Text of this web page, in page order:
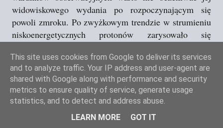
widowiskowego wydania po rozpoczynającym się
powoli zmroku. Po zwyżkowym trendzie w strumieniu
niskoenergetycznych protonów zarysowało się
wytracaniumimo braku dodatkowych uderzeń CME.
KRÓTKIE UZUPEŁNIENIE 20:10 CEST: Burza
wygasła. Ewentualna widoczność subtelnej zorzy
najpewniej jedynie fotograficzna, choć i to nie jest
This site uses cookies from Google to deliver its services
and to analyze traffic. Your IP address and user-agent are
shared with Google along with performance and security
metrics to ensure quality of service, generate usage
statistics, and to detect and address abuse.
LEARN MORE
GOT IT